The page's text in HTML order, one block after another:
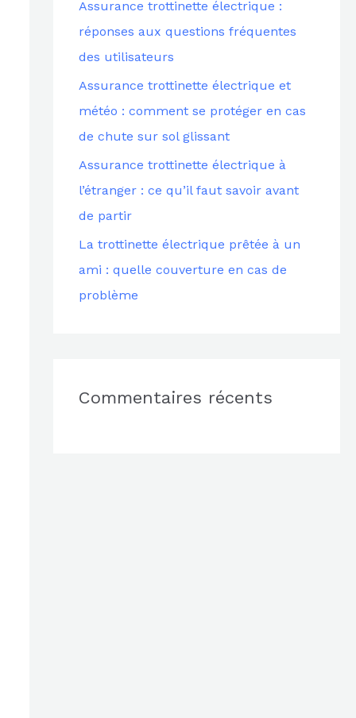
c
h
e
r
:
Assurance trottinette électrique :
réponses aux questions fréquentes
des utilisateurs
Assurance trottinette électrique et
météo : comment se protéger en cas
de chute sur sol glissant
Assurance trottinette électrique à
l’étranger : ce qu’il faut savoir avant
de partir
La trottinette électrique prêtée à un
ami : quelle couverture en cas de
problème
Commentaires récents